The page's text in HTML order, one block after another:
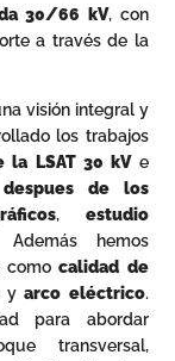
30/66 kV, con
a través de la
visión integral y
los trabajos
LSAT 30 kVe
de los
, estudio
hemos
comocalidad de
yarco eléctrico.
para abordar
transversal,